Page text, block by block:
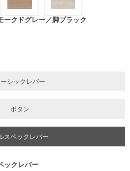
ークドグレー／脚ブラック
シックレバー
ボタン
スペックレバー
ックレバー